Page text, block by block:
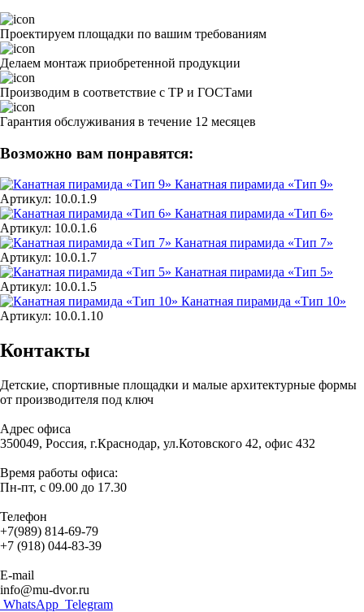
Проектируем площадки по вашим требованиям
Делаем монтаж приобретенной продукции
Производим в соответствие с ТР и ГОСТами
Гарантия обслуживания в течение 12 месяцев
Возможно вам понравятся:
Канатная пирамида «Тип 9»
Артикул: 10.0.1.9
Канатная пирамида «Тип 6»
Артикул: 10.0.1.6
Канатная пирамида «Тип 7»
Артикул: 10.0.1.7
Канатная пирамида «Тип 5»
Артикул: 10.0.1.5
Канатная пирамида «Тип 10»
Артикул: 10.0.1.10
Контакты
Детские, спортивные площадки и малые архитектурные формы
от производителя под ключ
Адрес офиса
350049, Россия, г.Краснодар, ул.Котовского 42, офис 432
Время работы офиса:
Пн-пт, с 09.00 до 17.30
Телефон
+7(989) 814-69-79
+7 (918) 044-83-39
E-mail
info@mu-dvor.ru
WhatsApp Telegram